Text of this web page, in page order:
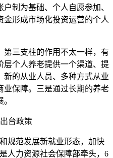
制为基础、个人自愿参加、
金形成市场化投资运营的个人
第三支柱的作用不太一样，有
层个人养老提供一个渠道、提
的从业人员、多种方式从业
业保障。三是通过长期的养老
台政策
规范发展新就业形态，加快
人力资源社会保障部牵头，6